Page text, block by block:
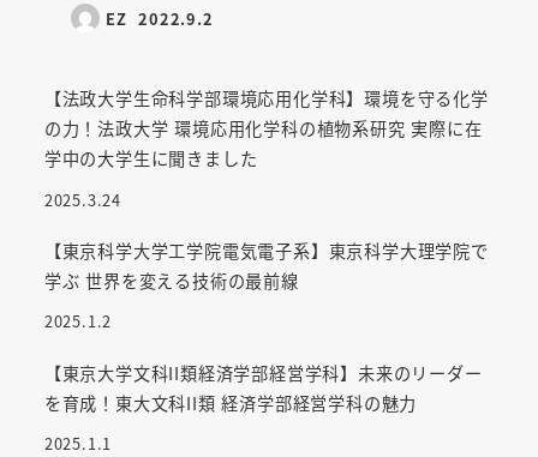
EZ 2022.9.2
【法政大学生命科学部環境応用化学科】環境を守る化学
の力！法政大学 環境応用化学科の植物系研究 実際に在
学中の大学生に聞きました
2025.3.24
【東京科学大学工学院電気電子系】東京科学大理学院で
学ぶ 世界を変える技術の最前線
2025.1.2
【東京大学文科II類経済学部経営学科】未来のリーダー
を育成！東大文科II類 経済学部経営学科の魅力
2025.1.1